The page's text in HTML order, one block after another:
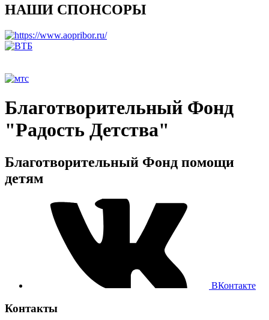
НАШИ СПОНСОРЫ
Благотворительный Фонд
"Радость Детства"
Благотворительный Фонд помощи
детям
ВКонтакте
Контакты